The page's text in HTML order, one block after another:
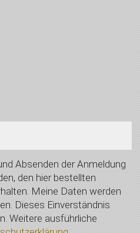
Absenden der Anmeldung
den hier bestellten
Meine Daten werden
Dieses Einverständnis
Weitere ausführliche